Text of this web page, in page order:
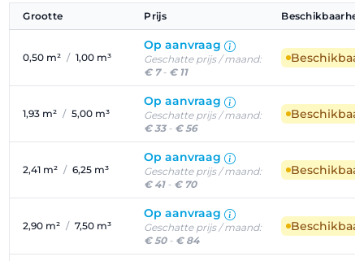
Grootte Prijs
0,50 m² / 1,00 m³
Op aanvraag
Geschatte prijs / maand:
€ 7- € 11
1,93 m² / 5,00 m³
Op aanvraag
Geschatte prijs / maand:
€ 33- € 56
2,41 m² / 6,25 m³
Op aanvraag
Geschatte prijs / maand:
€ 41- € 70
2,90 m² / 7,50 m³
Op aanvraag
Geschatte prijs / maand:
€ 50- € 84